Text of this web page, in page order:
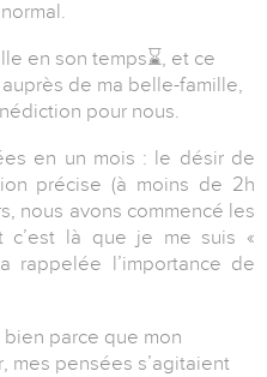
en son temps⌛️, et ce
de ma belle-famille,
pour nous.
en un mois : le désir de
précise (à moins de 2h
nous avons commencé les
c’est là que je me suis «
rappelée l’importance de
bien parce que mon
mes pensées s’agitaient